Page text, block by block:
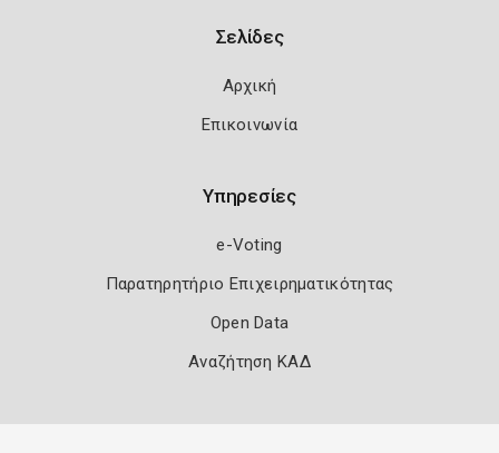
Σελίδες
Αρχική
Επικοινωνία
Υπηρεσίες
e-Voting
Παρατηρητήριο Επιχειρηματικότητας
Open Data
Αναζήτηση ΚΑΔ